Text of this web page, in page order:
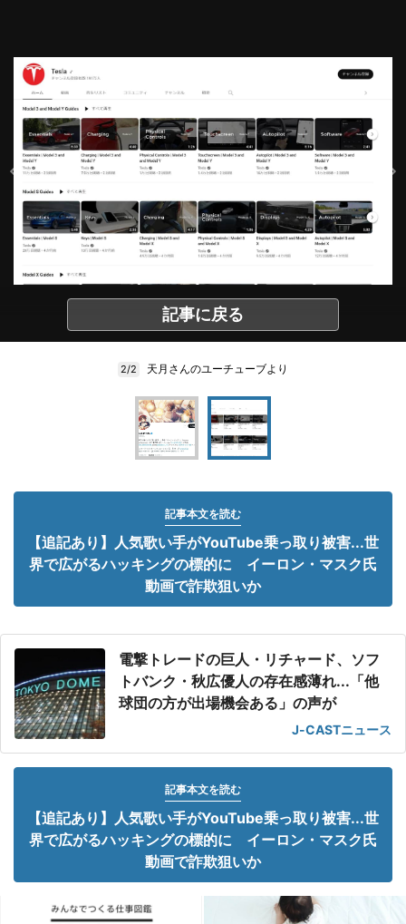
記事に戻る
2/2 天月さんのユーチューブより
記事本文を読む
【追記あり】人気歌い手がYouTube乗っ取り被害...世
界で広がるハッキングの標的に イーロン・マスク氏
動画で詐欺狙いか
電撃トレードの巨人・リチャード、ソフ
トバンク・秋広優人の存在感薄れ...「他
球団の方が出場機会ある」の声が
J-CASTニュース
記事本文を読む
【追記あり】人気歌い手がYouTube乗っ取り被害...世
界で広がるハッキングの標的に イーロン・マスク氏
動画で詐欺狙いか